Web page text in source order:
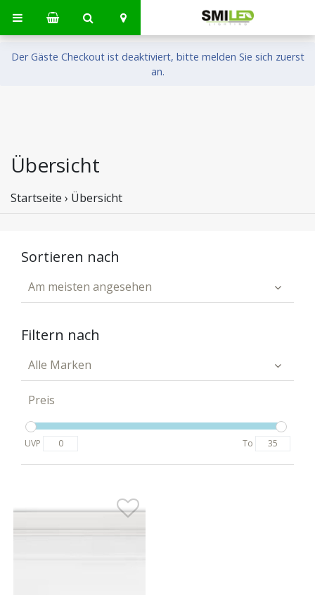
Der Gäste Checkout ist deaktiviert, bitte melden Sie sich zuerst
an.
Übersicht
Startseite › Übersicht
Sortieren nach
Am meisten angesehen
Filtern nach
Alle Marken
Preis
UVP To